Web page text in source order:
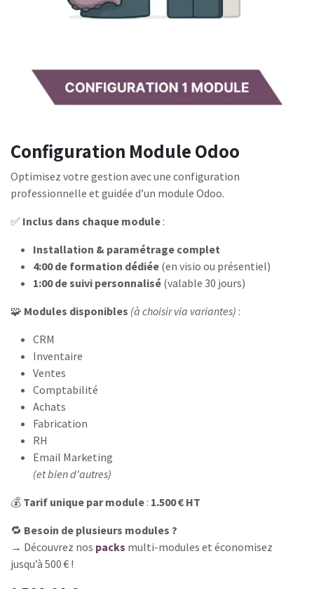
Configuration Module Odoo
Optimisez votre gestion avec une configuration
professionnelle et guidée d’un module Odoo.
✅ Inclus dans chaque module :
Installation & paramétrage complet
4:00 de formation dédiée (en visio ou présentiel)
1:00 de suivi personnalisé (valable 30 jours)
🧩 Modules disponibles (à choisir via variantes) :
CRM
Inventaire
Ventes
Comptabilité
Achats
Fabrication
RH
Email Marketing
(et bien d'autres)
💰 Tarif unique par module : 1.500 € HT
🔁 Besoin de plusieurs modules ?
→ Découvrez nos packs multi-modules et économisez
jusqu’à 500 € !